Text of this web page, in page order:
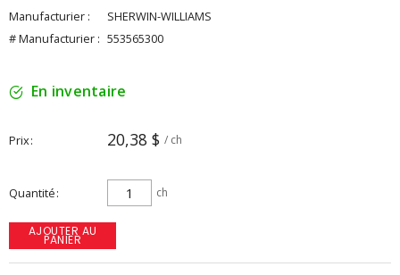
Manufacturier :
SHERWIN-WILLIAMS
# Manufacturier : 553565300
En inventaire
Prix 20,38 $ / ch
Quantité ch
AJOUTER AU
PANIER